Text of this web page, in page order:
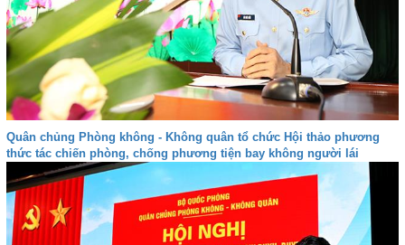
Quân chủng Phòng không - Không quân tổ chức Hội thảo phương
thức tác chiến phòng, chống phương tiện bay không người lái